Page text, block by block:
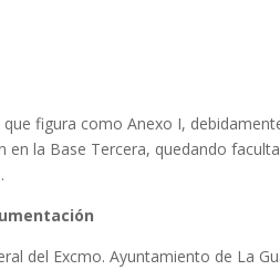
figura como Anexo I,
la Base Tercera, quedando
del Excmo. Ayuntamiento de La